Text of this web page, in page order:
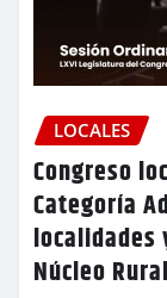
LOCALES
Congreso
Categoría
localidades
Núcleo Rural